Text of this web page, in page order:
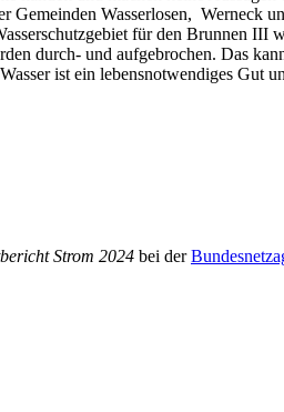
Gemeinden Wasserlosen, Werneck
für den Brunnen III
durch- und aufgebrochen. Das
ist ein lebensnotwendiges Gut
Strom 2024 bei der